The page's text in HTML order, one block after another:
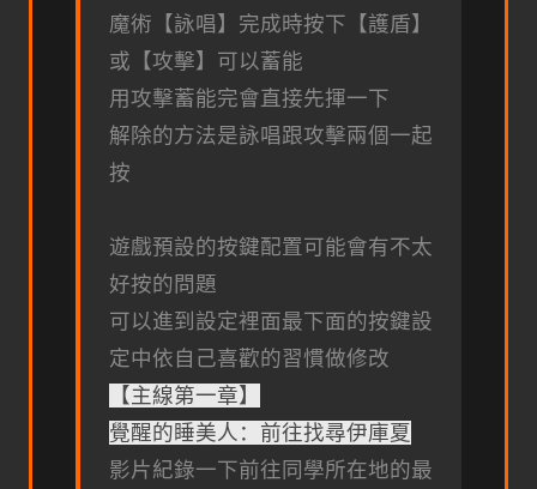
魔術【詠唱】完成時按下【護盾】
或【攻擊】可以蓄能
用攻擊蓄能完會直接先揮一下
解除的方法是詠唱跟攻擊兩個一起
按
遊戲預設的按鍵配置可能會有不太
好按的問題
可以進到設定裡面最下面的按鍵設
定中依自己喜歡的習慣做修改
【主線第一章】
覺醒的睡美人：前往找尋伊庫夏
影片紀錄一下前往同學所在地的最